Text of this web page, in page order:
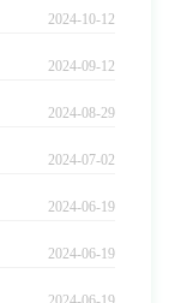
2024-10-12
2024-09-12
2024-08-29
2024-07-02
2024-06-19
2024-06-19